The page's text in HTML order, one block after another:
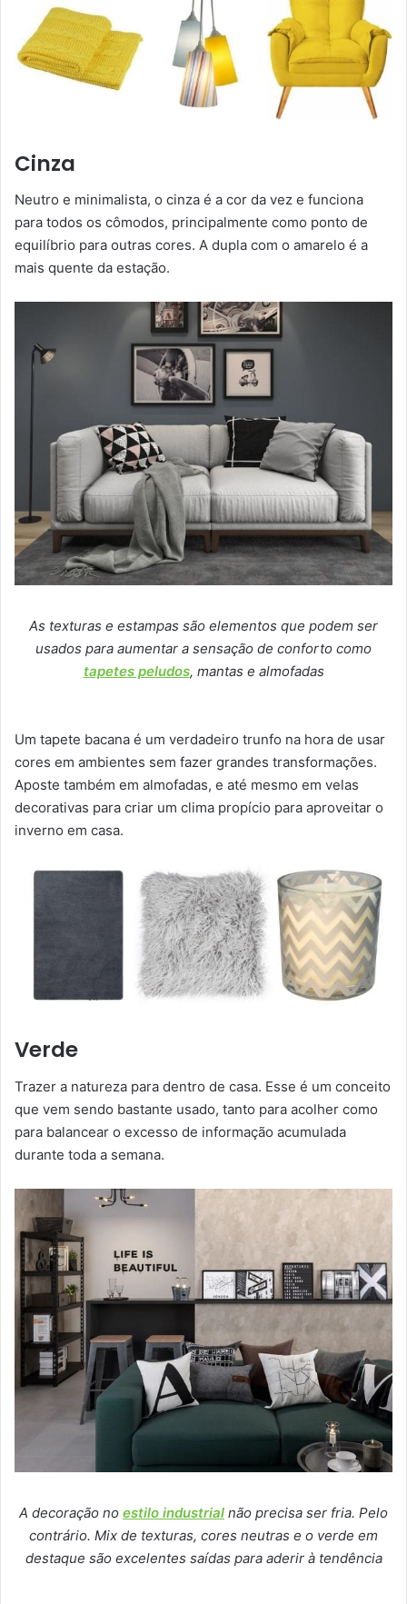
Cinza
Neutro e minimalista, o cinza é a cor da vez e funciona
para todos os cômodos, principalmente como ponto de
equilíbrio para outras cores. A dupla com o amarelo é a
mais quente da estação.
As texturas e estampas são elementos que podem ser
usados para aumentar a sensação de conforto como
tapetes peludos, mantas e almofadas
Um tapete bacana é um verdadeiro trunfo na hora de usar
cores em ambientes sem fazer grandes transformações.
Aposte também em almofadas, e até mesmo em velas
decorativas para criar um clima propício para aproveitar o
inverno em casa.
Verde
Trazer a natureza para dentro de casa. Esse é um conceito
que vem sendo bastante usado, tanto para acolher como
para balancear o excesso de informação acumulada
durante toda a semana.
A decoração no estilo industrial não precisa ser fria. Pelo
contrário. Mix de texturas, cores neutras e o verde em
destaque são excelentes saídas para aderir à tendência